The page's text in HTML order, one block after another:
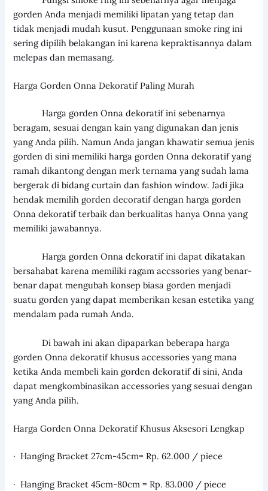
gorden Anda menjadi memiliki lipatan yang tetap dan
tidak menjadi mudah kusut. Penggunaan smoke ring ini
sering dipilih belakangan ini karena kepraktisannya dalam
melepas dan memasang.
Harga Gorden Onna Dekoratif Paling Murah
Harga gorden Onna dekoratif ini sebenarnya
beragam, sesuai dengan kain yang digunakan dan jenis
yang Anda pilih. Namun Anda jangan khawatir semua jenis
gorden di sini memiliki harga gorden Onna dekoratif yang
ramah dikantong dengan merk ternama yang sudah lama
bergerak di bidang curtain dan fashion window. Jadi jika
hendak memilih gorden decoratif dengan harga gorden
Onna dekoratif terbaik dan berkualitas hanya Onna yang
memiliki jawabannya.
Harga gorden Onna dekoratif ini dapat dikatakan
bersahabat karena memiliki ragam accssories yang benar-
benar dapat mengubah konsep biasa gorden menjadi
suatu gorden yang dapat memberikan kesan estetika yang
mendalam pada rumah Anda.
Di bawah ini akan dipaparkan beberapa harga
gorden Onna dekoratif khusus accessories yang mana
ketika Anda membeli kain gorden dekoratif di sini, Anda
dapat mengkombinasikan accessories yang sesuai dengan
yang Anda pilih.
Harga Gorden Onna Dekoratif Khusus Aksesori Lengkap
· Hanging Bracket 27cm-45cm= Rp. 62.000 / piece
· Hanging Bracket 45cm-80cm = Rp. 83.000 / piece